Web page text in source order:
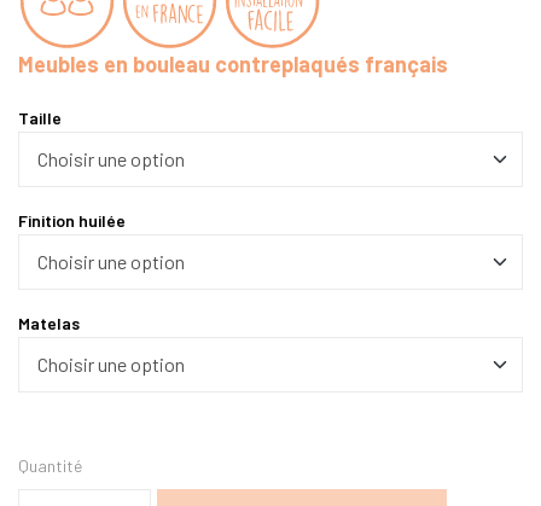
Meubles en bouleau contreplaqués français
Taille
Finition huilée
Matelas
Quantité